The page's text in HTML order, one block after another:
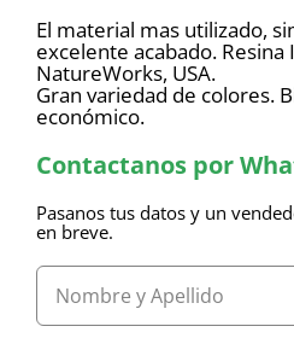
El material mas utilizado,
excelente acabado. Resina
NatureWorks, USA.
Gran variedad de colores.
económico.
Contactanos por
Pasanos tus datos y un
en breve.